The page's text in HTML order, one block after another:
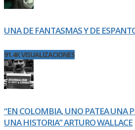
UNA DE FANTASMAS Y DE
91.4K VISUALIZACIONES
“EN COLOMBIA, UNO PATEA UNA
UNA HISTORIA” ARTURO WALLACE